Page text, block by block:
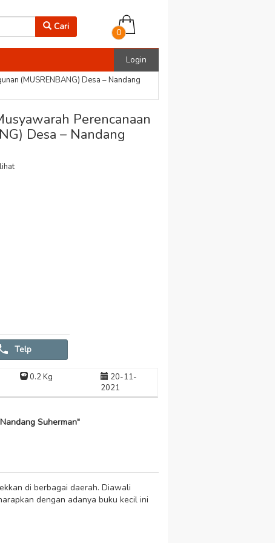
Cari
0
Login
(MUSRENBANG) Desa – Nandang
Perencanaan
Desa – Nandang
Telp
0.2 Kg
20-11-
2021
Suherman"
di berbagai daerah. Diawali
dengan adanya buku kecil ini